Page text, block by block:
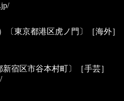
〔東京都港区虎ノ門〕［海外］
新宿区市谷本村町〕［手芸］